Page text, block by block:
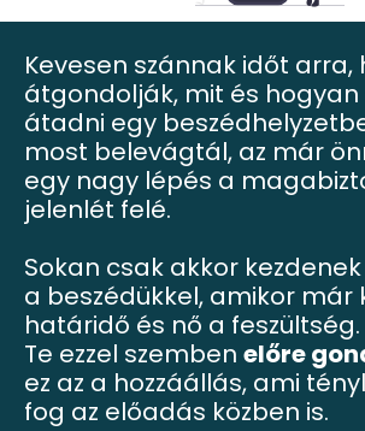
Kevesen szánnak időt arra,
átgondolják, mit és
átadni egy
most belevágtál, az már
egy nagy lépés a
jelenlét felé.
Sokan csak akkor
a beszédükkel, amikor már
határidő és nő a feszültség.
Te ezzel szemben előre
ez az a hozzáállás, ami
fog az előadás közben is.